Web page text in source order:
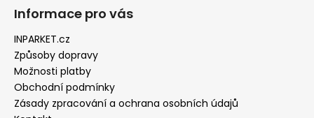
Informace pro vás
INPARKET.cz
Způsoby dopravy
Možnosti platby
Obchodní podmínky
Zásady zpracování a ochrana osobních údajů